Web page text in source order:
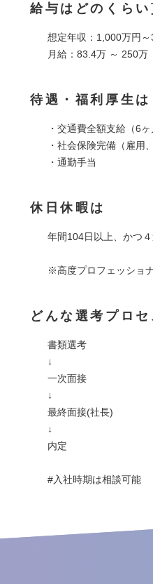
給与はどのくら
想定年収：1,000万円
月給：83.4万 ～ 250万
待遇・福利厚生は
・交通費全額支給（6ヶ
・社会保険完備（雇用
・通勤手当
休日休暇は
年間104日以上、かつ
※高度プロフェッショ
どんな選考プロセ
書類選考
↓
一次面接
↓
最終面接(社長)
↓
内定
#入社時期は相談可能